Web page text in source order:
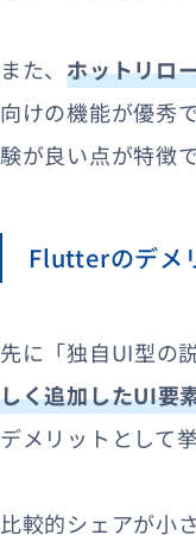
また、ホットリロ
向けの機能が優秀
験が良い点が特徴で
Flutterのデメ
先に「独自UI型の
しく追加したUI要
デメリットとして
比較的シェアが小